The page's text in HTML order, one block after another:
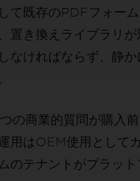
て既存のPDFフォー
置き換えライブラリ
なければならず、静
の商業的質問が購入
用はOEM使用として
のテナントがプラッ